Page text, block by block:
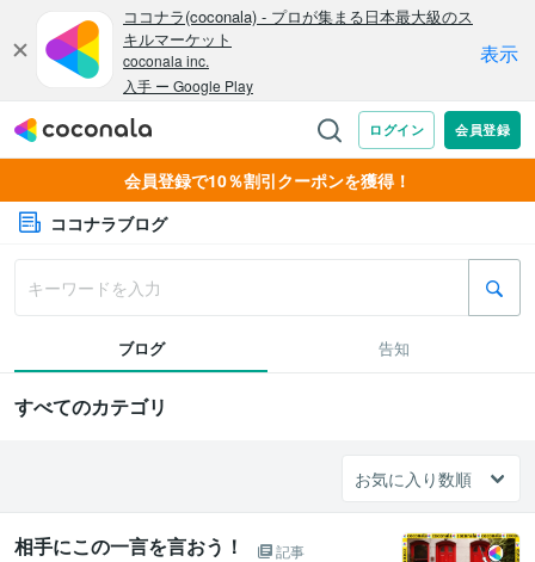
会員登録で10％割引クーポンを獲得！
ココナラブログ
ブログ 告知
すべてのカテゴリ
相手にこの一言を言おう！
記事